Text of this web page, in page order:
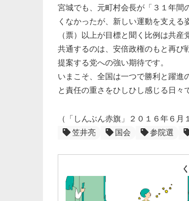
宮城でも、元町村会長が「３１年間
くなかったが、新しい運動を支え
（票）以上が目標と聞く比例は共産
共通するのは、安倍政権のもと再び
提案する党への強い期待です。
いまこそ、全国は一つで勝利と躍進
と責任の重さをひしひし感じる日々
（「しんぶん赤旗」２０１６年６月
笠井亮
国会 参院選